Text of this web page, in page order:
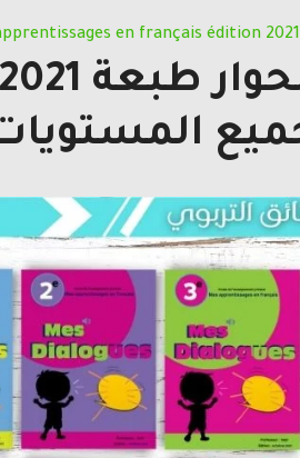
en français édition 2021